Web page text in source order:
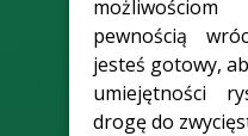
pewnością
jesteś gotowy,
umiejętności
drogę do